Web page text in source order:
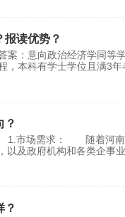
报读优势？
案：意向政治经济学同等
，本科有学士学位且满3
？
市场需求： 随着河南
以及政府机构和各类企事
？